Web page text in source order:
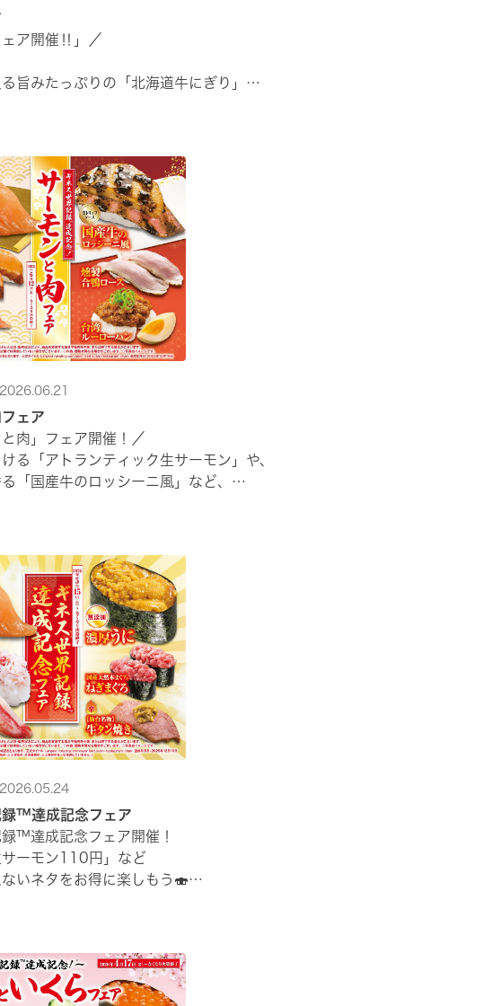
ェア開催‼」／
旨みたっぷりの「北海道牛にぎり」
「北海道ほたて」
ェア
肉」フェア開催！／
る「アトランティック生サーモン」や、
「国産牛のロッシーニ風」など、
をぜひ店舗でご堪能ください🍣
録™達成記念フェア
™達成記念フェア開催！
ーモン110円」など
いネタをお得に楽しもう🍣
さい✨